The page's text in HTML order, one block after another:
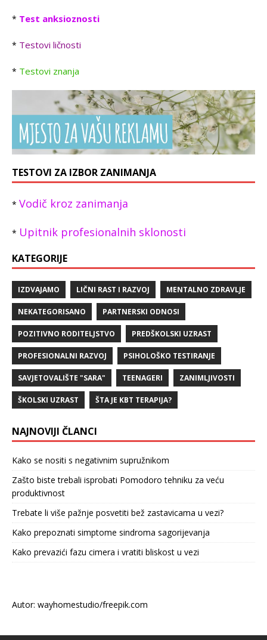
* Test anksioznosti
* Testovi ličnosti
* Testovi znanja
TESTOVI ZA IZBOR ZANIMANJA
* Vodič kroz zanimanja
* Upitnik profesionalnih sklonosti
KATEGORIJE
IZDVAJAMO LIČNI RAST I RAZVOJ MENTALNO ZDRAVLJE
NEKATEGORISANO PARTNERSKI ODNOSI
POZITIVNO RODITELJSTVO PREDŠKOLSKI UZRAST
PROFESIONALNI RAZVOJ PSIHOLOŠKO TESTIRANJE
SAVJETOVALIŠTE "SARA" TEENAGERI ZANIMLJIVOSTI
ŠKOLSKI UZRAST ŠTA JE KBT TERAPIJA?
NAJNOVIJI ČLANCI
Kako se nositi s negativnim supružnikom
Zašto biste trebali isprobati Pomodoro tehniku za veću
produktivnost
Trebate li više pažnje posvetiti bež zastavicama u vezi?
Kako prepoznati simptome sindroma sagorijevanja
Kako prevazići fazu cimera i vratiti bliskost u vezi
Autor: wayhomestudio/freepik.com